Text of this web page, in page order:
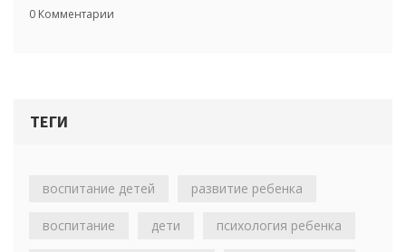
0 Комментарии
ТЕГИ
воспитание детей развитие ребенка
воспитание дети психология ребенка